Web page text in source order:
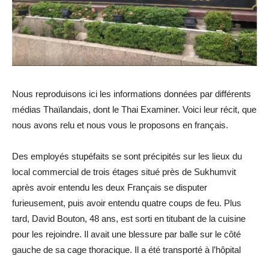
Nous reproduisons ici les informations données par différents
médias Thaïlandais, dont le Thai Examiner. Voici leur récit, que
nous avons relu et nous vous le proposons en français.
Des employés stupéfaits se sont précipités sur les lieux du
local commercial de trois étages situé près de Sukhumvit
après avoir entendu les deux Français se disputer
furieusement, puis avoir entendu quatre coups de feu. Plus
tard, David Bouton, 48 ans, est sorti en titubant de la cuisine
pour les rejoindre. Il avait une blessure par balle sur le côté
gauche de sa cage thoracique. Il a été transporté à l’hôpital